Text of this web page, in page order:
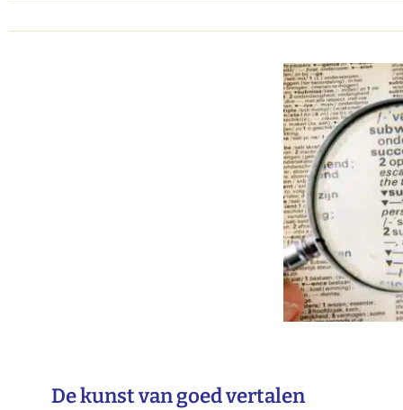
De kunst van goed vertalen